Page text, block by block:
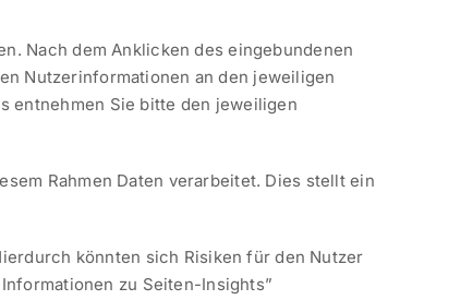
Nach dem Anklicken des eingebundenen
Nutzerinformationen an den jeweiligen
entnehmen Sie bitte den jeweiligen
Rahmen Daten verarbeitet. Dies stellt ein
könnten sich Risiken für den Nutzer
zu Seiten-Insights”